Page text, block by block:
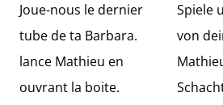
Joue-nous le dernier
tube de ta Barbara.
lance Mathieu en
ouvrant la boite.
Spiele
von